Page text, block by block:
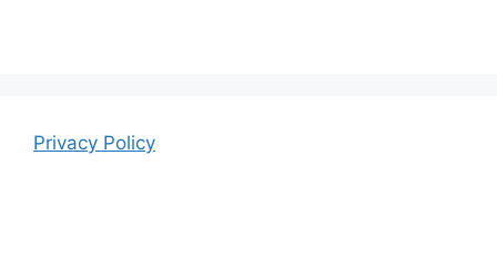
Privacy Policy